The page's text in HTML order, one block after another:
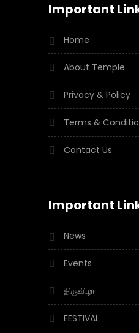
Important
Home
About Temple
Privacy & Policy
Terms &
Contact Us
Important
News
Events
திருவிழா
FESTIVAL